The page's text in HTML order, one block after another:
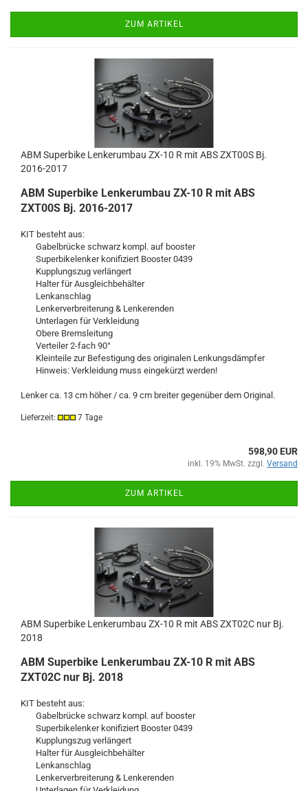
ZUM ARTIKEL
ABM Superbike Lenkerumbau ZX-10 R mit ABS ZXT00S Bj.
2016-2017
ABM Superbike Lenkerumbau ZX-10 R mit ABS
ZXT00S Bj. 2016-2017
KIT besteht aus:
Gabelbrücke schwarz kompl. auf booster
Superbikelenker konifiziert Booster 0439
Kupplungszug verlängert
Halter für Ausgleichbehälter
Lenkanschlag
Lenkerverbreiterung & Lenkerenden
Unterlagen für Verkleidung
Obere Bremsleitung
Verteiler 2-fach 90°
Kleinteile zur Befestigung des originalen Lenkungsdämpfer
Hinweis: Verkleidung muss eingekürzt werden!
Lenker ca. 13 cm höher / ca. 9 cm breiter gegenüber dem Original.
Lieferzeit: 7 Tage
598,90 EUR
inkl. 19% MwSt. zzgl. Versand
ZUM ARTIKEL
ABM Superbike Lenkerumbau ZX-10 R mit ABS ZXT02C nur Bj.
2018
ABM Superbike Lenkerumbau ZX-10 R mit ABS
ZXT02C nur Bj. 2018
KIT besteht aus:
Gabelbrücke schwarz kompl. auf booster
Superbikelenker konifiziert Booster 0439
Kupplungszug verlängert
Halter für Ausgleichbehälter
Lenkanschlag
Lenkerverbreiterung & Lenkerenden